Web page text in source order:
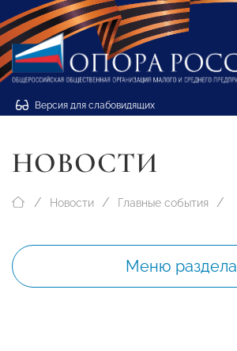
Версия для слабовидящих
НОВОСТИ
Новости Главные события
Меню раздела